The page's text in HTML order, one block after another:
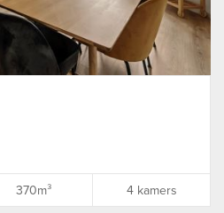
370m³ 4 kamers